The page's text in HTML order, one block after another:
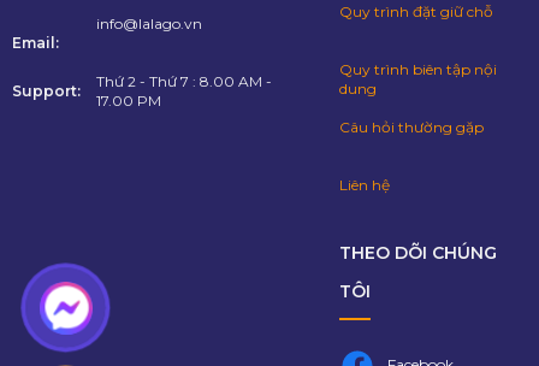
Email:
info@lalago.vn
Support:
Thứ 2 - Thứ 7 : 8.00 AM -
17.00 PM
Quy trình đặt giữ chỗ
Quy trình biên tập nội
dung
Câu hỏi thường gặp
Liên hệ
THEO DÕI CHÚNG
TÔI